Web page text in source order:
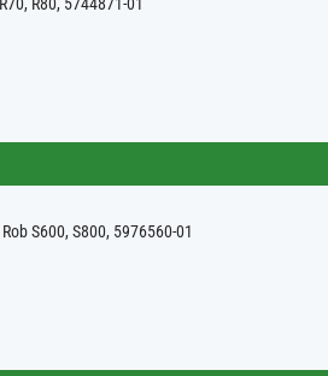
S600, S800, 5976560-01